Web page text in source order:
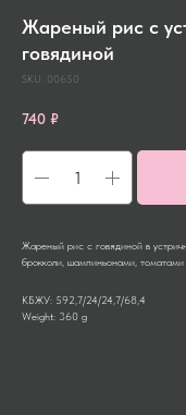
Жареный рис с
говядиной
SKU: 00650
740 ₽
Жареный рис с говядиной в
брокколи, шампиньонами,
КБЖУ: 592,7/24/24,7/68,4
Weight: 360 g